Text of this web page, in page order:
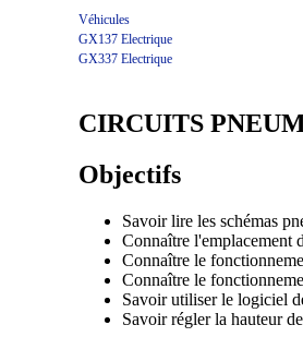
Véhicules
GX137 Electrique
GX337 Electrique
CIRCUITS
Objectifs
Savoir lire les schémas
Connaître l'emplacement
Connaître le
Connaître le
Savoir utiliser le logiciel
Savoir régler la hauteur